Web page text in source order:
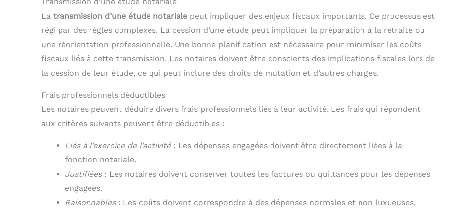
Transmission d’une étude notariale
La transmission d’une étude notariale peut impliquer des enjeux fiscaux importants. Ce processus est
régi par des règles complexes. La cession d’une étude peut impliquer la préparation à la retraite ou
une réorientation professionnelle. Une bonne planification est nécessaire pour minimiser les coûts
fiscaux liés à cette transmission. Les notaires doivent être conscients des implications fiscales lors de
la cession de leur étude, ce qui peut inclure des droits de mutation et d’autres charges.
Frais professionnels déductibles
Les notaires peuvent déduire divers frais professionnels liés à leur activité. Les frais qui répondent
aux critères suivants peuvent être déductibles :
Liés à l’exercice de l’activité: Les dépenses engagées doivent être directement liées à la
fonction notariale.
Justifiées: Les notaires doivent conserver toutes les factures ou quittances pour les dépenses
engagées.
Raisonnables: Les coûts doivent correspondre à des dépenses normales et non luxueuses.